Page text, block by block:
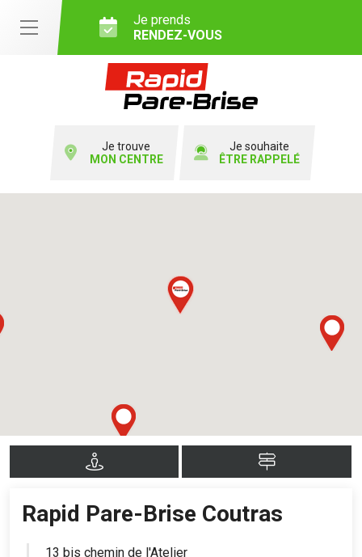
Je prends
RENDEZ-VOUS
Je trouve
MON CENTRE
Je souhaite
ÊTRE RAPPELÉ
Rapid Pare-Brise Coutras
13 bis chemin de l'Atelier